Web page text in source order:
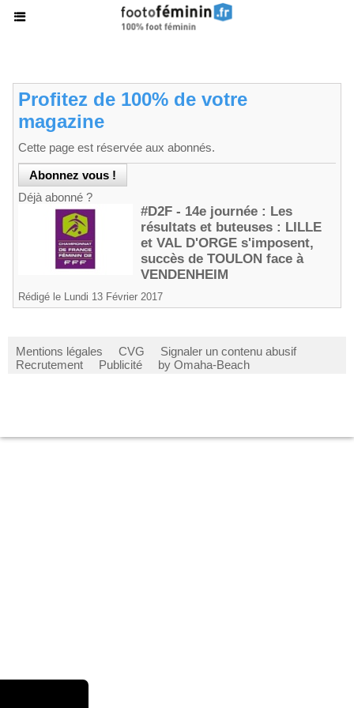
Profitez de 100% de votre
magazine
Cette page est réservée aux abonnés.
Déjà abonné ?
#D2F - 14e journée : Les
résultats et buteuses : LILLE
et VAL D'ORGE s'imposent,
succès de TOULON face à
VENDENHEIM
Rédigé le Lundi 13 Février 2017
Mentions légales CVG
Signaler un contenu abusif
Recrutement
Publicité by Omaha-Beach